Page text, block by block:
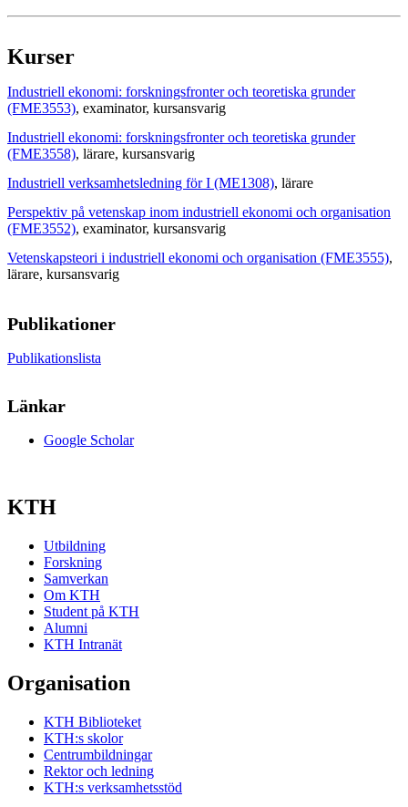
Kurser
Industriell ekonomi: forskningsfronter och teoretiska grunder
(FME3553), examinator, kursansvarig
Industriell ekonomi: forskningsfronter och teoretiska grunder
(FME3558), lärare, kursansvarig
Industriell verksamhetsledning för I (ME1308), lärare
Perspektiv på vetenskap inom industriell ekonomi och organisation
(FME3552), examinator, kursansvarig
Vetenskapsteori i industriell ekonomi och organisation (FME3555),
lärare, kursansvarig
Publikationer
Publikationslista
Länkar
Google Scholar
KTH
Utbildning
Forskning
Samverkan
Om KTH
Student på KTH
Alumni
KTH Intranät
Organisation
KTH Biblioteket
KTH:s skolor
Centrumbildningar
Rektor och ledning
KTH:s verksamhetsstöd